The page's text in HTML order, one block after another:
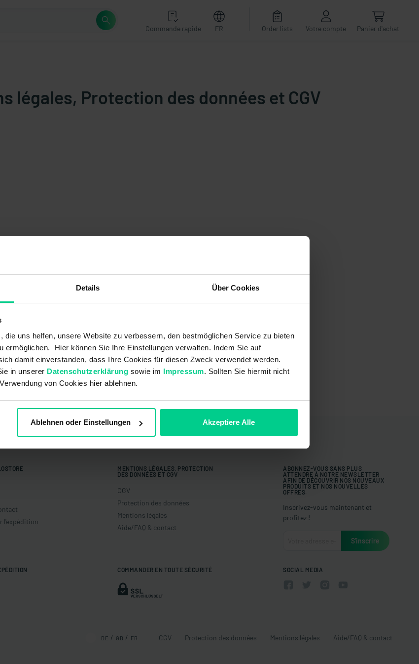
Details Über Cookies
die uns helfen, unsere Website zu verbessern, den bestmöglichen Service zu bieten
ermöglichen. Hier können Sie Ihre Einstellungen verwalten. Indem Sie auf
damit einverstanden, dass Ihre Cookies für diesen Zweck verwendet werden.
in unserer Datenschutzerklärung sowie im Impressum. Sollten Sie hiermit nicht
von Cookies hier ablehnen.
Ablehnen oder Einstellungen Akzeptiere Alle
Commande rapide FR Order lists Votre compte Panier d'achat
légales, Protection des données et CGV
l'expédition
MENTIONS LÉGALES, PROTECTION
DES DONNÉES ET CGV
CGV
Protection des données
Mentions légales
Aide/FAQ & contact
ABONNEZ-VOUS SANS PLUS
ATTENDRE À NOTRE NEWSLETTER
AFIN DE DÉCOUVRIR NOS NOUVEAUX
PRODUITS ET NOS NOUVELLES
OFFRES.
Inscrivez-vous maintenant et
profitez !
COMMANDER EN TOUTE SÉCURITÉ SOCIAL MEDIA
DE GB FR CGV Protection des données Mentions légales Aide/FAQ & contact